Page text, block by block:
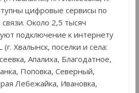
цифровые сервисы по
Около 2,5 тысяч
подключение к интернету
(г. Хвалынск, поселки и села:
Апалиха, Благодатное,
Поповка, Северный,
Лебежайка, Ивановка,